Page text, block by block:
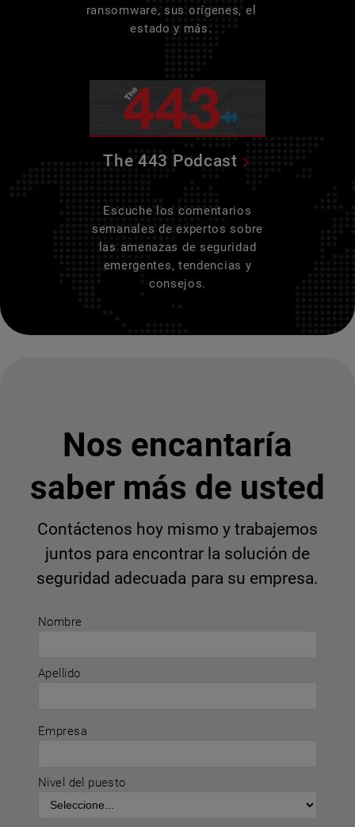
ransomware, sus orígenes, el
estado y más.
The 443 Podcast
Escuche los comentarios
semanales de expertos sobre
las amenazas de seguridad
emergentes, tendencias y
consejos.
Nombre
Apellido
Empresa
Nivel del puesto
Nos encantaría
saber más de usted
Contáctenos hoy mismo y trabajemos
juntos para encontrar la solución de
seguridad adecuada para su empresa.